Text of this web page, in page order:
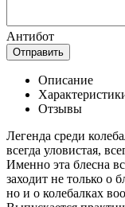
Антибот
Отправить
Описание
Отзывы
Легенда среди
всегда уловистая,
Именно эта блесна
заходит не только о
но и о колебалках